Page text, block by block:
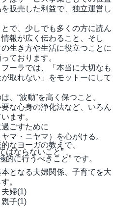
販売した利益で、独立運営し
で、少しでも多くの方に読ん
報が広く伝わること、そし
生き方や生活に役立つことに
ております。
ーラでは、「本当に大切なも
取れない」をモットーにして
、“波動”を高く保つこと。
な心身の浄化法など、いろん
ます。
ごすために
マ・ニヤマ）を心がける。
なヨーガの教えで、
はならないこと” 、
的に行うべきこと” です。
本となる夫婦関係、子育てを大
。
夫婦(1)
親子(1)